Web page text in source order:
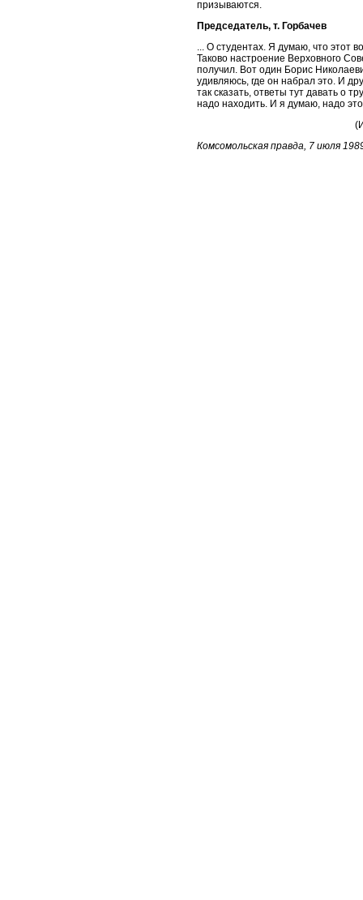
призываются.
Председатель, т. Горбачев
... О студентах. Я думаю, что этот
Таково настроение Верховного
получил. Вот один Борис
удивляюсь, где он набрал это. И
так сказать, ответы тут давать о
надо находить. И я думаю, надо
Комсомольская правда, 7 июля